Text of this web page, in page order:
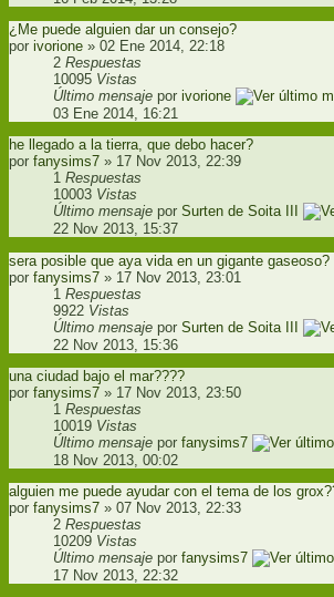
¿Me puede alguien dar un consejo?
porivorione » 02 Ene 2014, 22:18
2Respuestas
10095 Vistas
Último mensajeporivorione
03 Ene 2014, 16:21
he llegado a la tierra, que debo hacer?
porfanysims7 » 17 Nov 2013, 22:39
1Respuestas
10003 Vistas
Último mensajeporSurten de Soita III
22 Nov 2013, 15:37
sera posible que aya vida en un gigante gaseoso?
porfanysims7 » 17 Nov 2013, 23:01
1Respuestas
9922 Vistas
Último mensajeporSurten de Soita III
22 Nov 2013, 15:36
una ciudad bajo el mar????
porfanysims7 » 17 Nov 2013, 23:50
1Respuestas
10019 Vistas
Último mensajeporfanysims7
18 Nov 2013, 00:02
alguien me puede ayudar con el tema de los
porfanysims7 » 07 Nov 2013, 22:33
2Respuestas
10209 Vistas
Último mensajeporfanysims7
17 Nov 2013, 22:32